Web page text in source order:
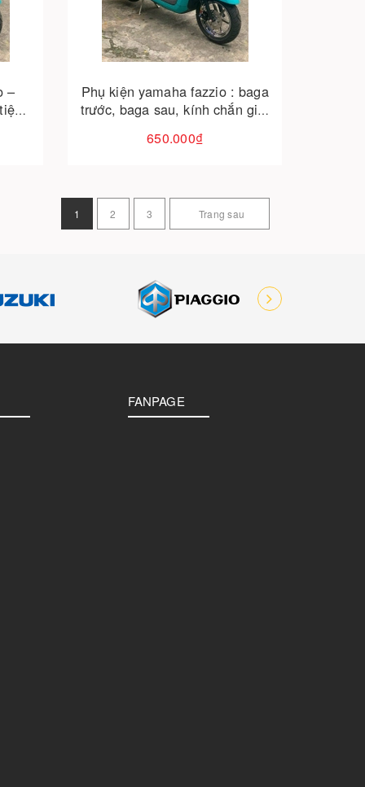
–
Phụ kiện yamaha fazzio : baga
trước, baga sau, kính chắn gió,
650.000₫
Cho vào giỏ hàng
1 2 3 Trang sau
FANPAGE